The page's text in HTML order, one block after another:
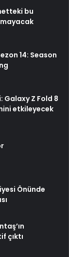
bu
14: Season
Z Fold 8
etkileyecek
Önünde
çıktı